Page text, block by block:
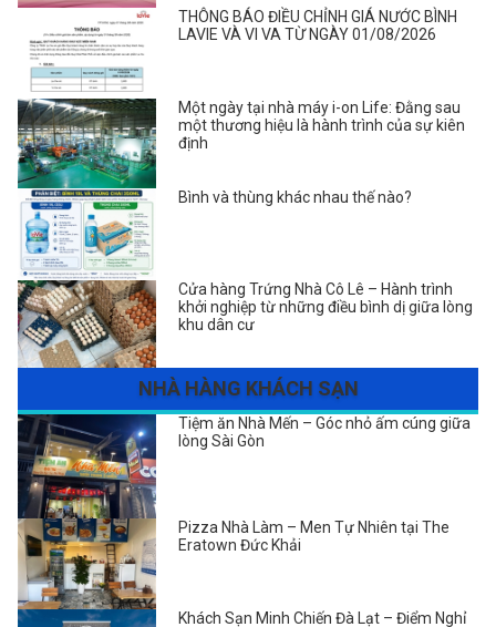
THÔNG BÁO ĐIỀU CHỈNH GIÁ NƯỚC BÌNH
LAVIE VÀ VI VA TỪ NGÀY 01/08/2026
Một ngày tại nhà máy i-on Life: Đằng sau
một thương hiệu là hành trình của sự kiên
định
Bình và thùng khác nhau thế nào?
Cửa hàng Trứng Nhà Cô Lê – Hành trình
khởi nghiệp từ những điều bình dị giữa lòng
khu dân cư
NHÀ HÀNG KHÁCH SẠN
Tiệm ăn Nhà Mến – Góc nhỏ ấm cúng giữa
lòng Sài Gòn
Pizza Nhà Làm – Men Tự Nhiên tại The
Eratown Đức Khải
Khách Sạn Minh Chiến Đà Lạt – Điểm Nghỉ